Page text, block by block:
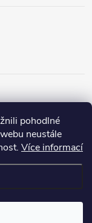
pohodlné
neustále
Více informací
práva vyhrazena.